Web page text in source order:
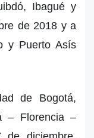
Ibagué y
de 2018 y a
y Puerto Asís
de Bogotá,
– Florencia –